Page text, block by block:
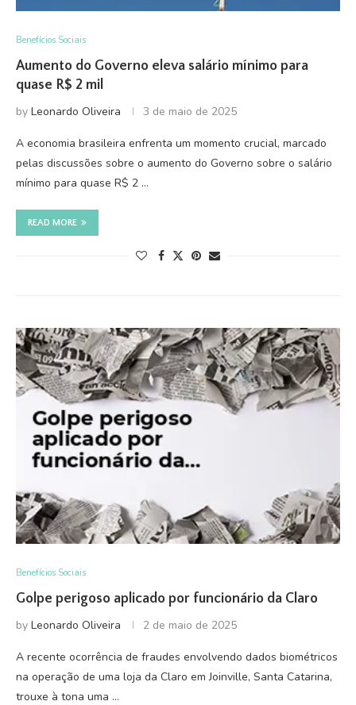
Benefícios Sociais
Aumento do Governo eleva salário mínimo para
quase R$ 2 mil
by Leonardo Oliveira 3 de maio de 2025
A economia brasileira enfrenta um momento crucial, marcado
pelas discussões sobre o aumento do Governo sobre o salário
mínimo para quase R$ 2 …
READ MORE
Benefícios Sociais
Golpe perigoso aplicado por funcionário da Claro
by Leonardo Oliveira 2 de maio de 2025
A recente ocorrência de fraudes envolvendo dados biométricos
na operação de uma loja da Claro em Joinville, Santa Catarina,
trouxe à tona uma …